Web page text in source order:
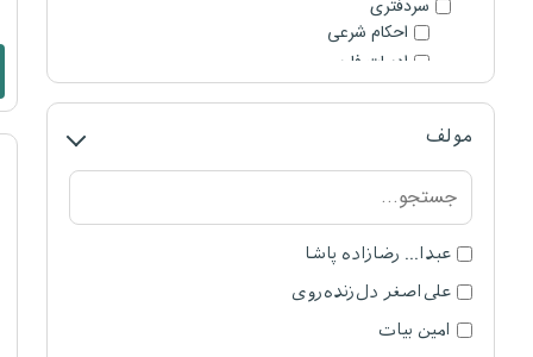
سردفتری
احکام شرعی
ادبیات فارسی
اطلاعات عمومی و هوش
قضاوت
آیین دادرسی کیفری
آیین دادرسی مدنی
استعداد شغلی
اصول فقه
مولف
عبدا... رضازاده پاشا
علی‌اصغر دل‌زنده‌روی
امین بیات